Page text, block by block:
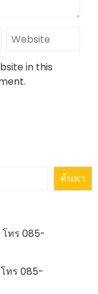
in this
ค้นหา
โทร 085-
ทร 085-